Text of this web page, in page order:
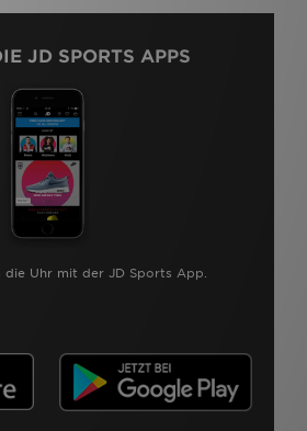
JD SPORTS APPS
die Uhr mit der JD Sports App.